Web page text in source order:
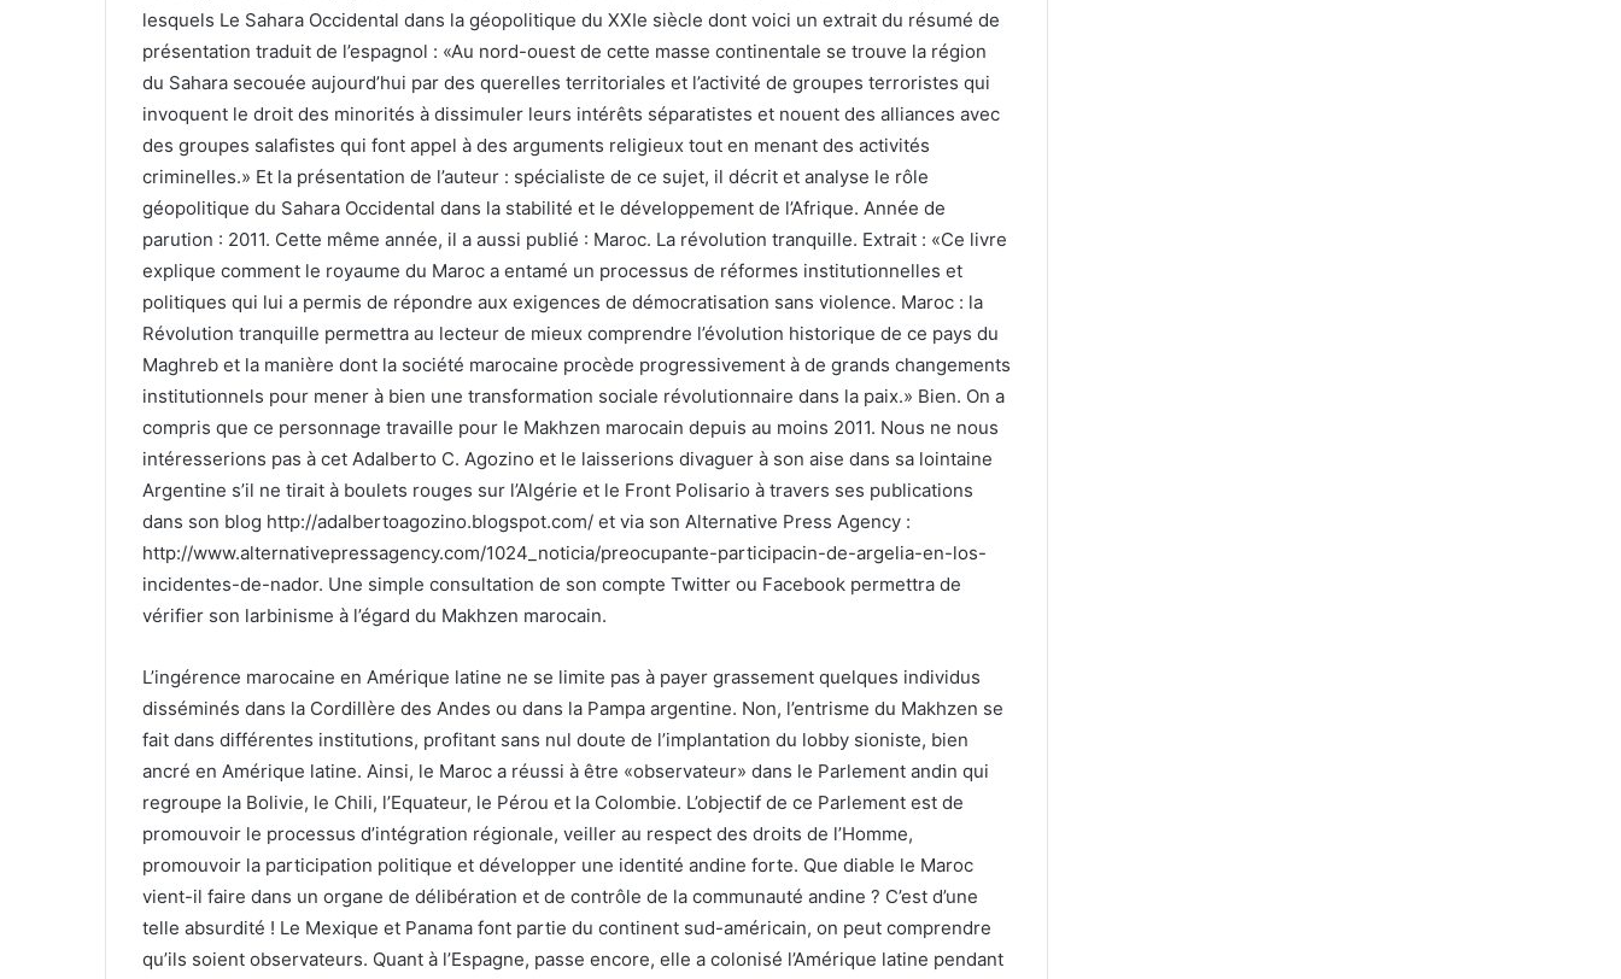
lesquels Le Sahara Occidental dans la géopolitique du XXIe siècle dont voici un extrait du résumé de
présentation traduit de l’espagnol : «Au nord-ouest de cette masse continentale se trouve la région
du Sahara secouée aujourd’hui par des querelles territoriales et l’activité de groupes terroristes qui
invoquent le droit des minorités à dissimuler leurs intérêts séparatistes et nouent des alliances avec
des groupes salafistes qui font appel à des arguments religieux tout en menant des activités
criminelles.» Et la présentation de l’auteur : spécialiste de ce sujet, il décrit et analyse le rôle
géopolitique du Sahara Occidental dans la stabilité et le développement de l’Afrique. Année de
parution : 2011. Cette même année, il a aussi publié : Maroc. La révolution tranquille. Extrait : «Ce livre
explique comment le royaume du Maroc a entamé un processus de réformes institutionnelles et
politiques qui lui a permis de répondre aux exigences de démocratisation sans violence. Maroc : la
Révolution tranquille permettra au lecteur de mieux comprendre l’évolution historique de ce pays du
Maghreb et la manière dont la société marocaine procède progressivement à de grands changements
institutionnels pour mener à bien une transformation sociale révolutionnaire dans la paix.» Bien. On a
compris que ce personnage travaille pour le Makhzen marocain depuis au moins 2011. Nous ne nous
intéresserions pas à cet Adalberto C. Agozino et le laisserions divaguer à son aise dans sa lointaine
Argentine s’il ne tirait à boulets rouges sur l’Algérie et le Front Polisario à travers ses publications
dans son blog http://adalbertoagozino.blogspot.com/ et via son Alternative Press Agency :
http://www.alternativepressagency.com/1024_noticia/preocupante-participacin-de-argelia-en-los-
incidentes-de-nador. Une simple consultation de son compte Twitter ou Facebook permettra de
vérifier son larbinisme à l’égard du Makhzen marocain.
L’ingérence marocaine en Amérique latine ne se limite pas à payer grassement quelques individus
disséminés dans la Cordillère des Andes ou dans la Pampa argentine. Non, l’entrisme du Makhzen se
fait dans différentes institutions, profitant sans nul doute de l’implantation du lobby sioniste, bien
ancré en Amérique latine. Ainsi, le Maroc a réussi à être «observateur» dans le Parlement andin qui
regroupe la Bolivie, le Chili, l’Equateur, le Pérou et la Colombie. L’objectif de ce Parlement est de
promouvoir le processus d’intégration régionale, veiller au respect des droits de l’Homme,
promouvoir la participation politique et développer une identité andine forte. Que diable le Maroc
vient-il faire dans un organe de délibération et de contrôle de la communauté andine ? C’est d’une
telle absurdité ! Le Mexique et Panama font partie du continent sud-américain, on peut comprendre
qu’ils soient observateurs. Quant à l’Espagne, passe encore, elle a colonisé l’Amérique latine pendant